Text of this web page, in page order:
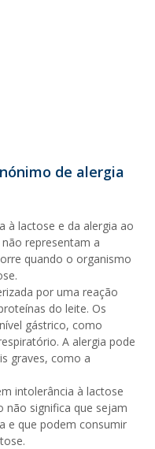
de alergia
à lactose e da alergia ao
representam a
quando o organismo
por uma reação
do leite. Os
gástrico, como
A alergia pode
graves, como a
intolerância à lactose
não significa que sejam
e que podem consumir